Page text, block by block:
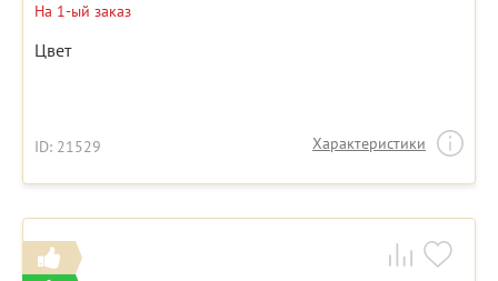
На 1-ый заказ
Цвет
ID: 21529 Характеристики